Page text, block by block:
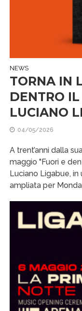
NEWS
TORNA IN
DENTRO
LUCIANO
04/05/2026
A trent’anni dalla
maggio "Fuori e
Luciano Ligabue,
ampliata per